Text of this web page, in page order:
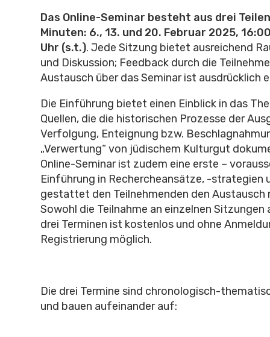
Das Online-Seminar besteht aus drei
Minuten: 6., 13. und 20. Februar 2025,
Uhr (s.t.). Jede Sitzung bietet ausreichend
und Diskussion; Feedback durch die
Austausch über das Seminar ist ausdrücklich
Die Einführung bietet einen Einblick in das
Quellen, die die historischen Prozesse der
Verfolgung, Enteignung bzw.
„Verwertung“ von jüdischem Kulturgut
Online-Seminar ist zudem eine erste –
Einführung in Rechercheansätze, -strategien
gestattet den Teilnehmenden den Austausch
Sowohl die Teilnahme an einzelnen Sitzungen
drei Terminen ist kostenlos und ohne
Registrierung möglich.
Die drei Termine sind chronologisch-
und bauen aufeinander auf: